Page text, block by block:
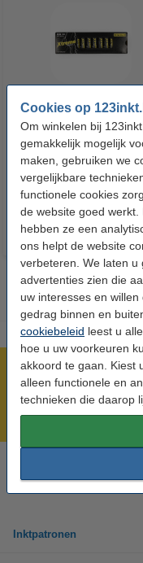
Cookies op
Om winkelen bij
gemakkelijk mogelijk
maken, gebruiken we
vergelijkbare
functionele cookies
de website goed werkt.
hebben ze een
ons helpt de website
verbeteren. We laten u
advertenties zien die
uw interesses en
gedrag binnen en
cookiebeleid leest u
hoe u uw voorkeuren
akkoord te gaan. Kiest
alleen functionele en
technieken die daarop
123accu Xtreme Power
Penlite AA batterij 24
€ 14,95 Incl. 21% btw
Meer dan 5 miljoen
Voor 22.00 uur
Laagsteprijsgarantie!
Hulp
Op
Inktpatronen